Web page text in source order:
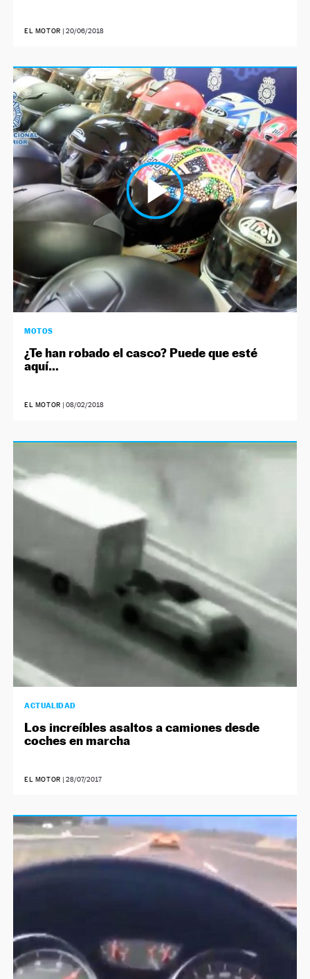
EL MOTOR | 20/06/2018
MOTOS
¿Te han robado el casco? Puede que esté
aquí…
EL MOTOR | 08/02/2018
ACTUALIDAD
Los increíbles asaltos a camiones desde
coches en marcha
EL MOTOR | 28/07/2017